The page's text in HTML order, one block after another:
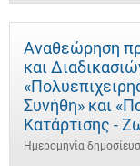
Αναθεώρηση
και
Συνήθη» και
Κατάρτισης -
Ημερομηνία